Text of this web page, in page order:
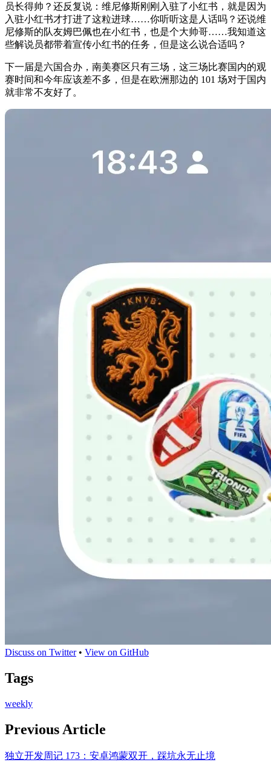
员长得帅？还反复说：维尼修斯刚刚入驻了小红书，就是因为
入驻小红书才打进了这粒进球……你听听这是人话吗？还说维
尼修斯的队友姆巴佩也在小红书，也是个大帅哥……我知道这
些解说员都带着宣传小红书的任务，但是这么说合适吗？
下一届是六国合办，南美赛区只有三场，这三场比赛国内的观
赛时间和今年应该差不多，但是在欧洲那边的 101 场对于国内
就非常不友好了。
Discuss on Twitter• View on GitHub
Tags
weekly
Previous Article
独立开发周记 173：安卓鸿蒙双开，踩坑永无止境